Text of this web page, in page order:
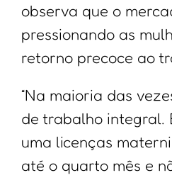
observa que o
pressionando as
retorno precoce ao
“Na maioria das
de trabalho integral.
uma licenças
até o quarto mês e